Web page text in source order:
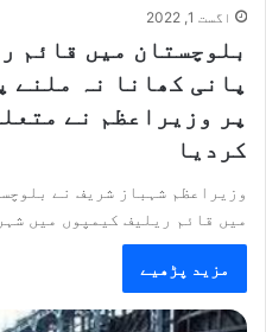
اگست 1, 2022
بلوچستان میں قائم
پانی کھانا نہ ملنے
پر وزیراعظم نے
کردیا
وزیراعظم شہباز شریف نے
میں قائم ریلیف کیمپوں میں
مزید پڑھیے